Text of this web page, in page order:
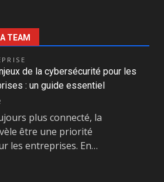
TEAM
de la cybersécurité pour les
: un guide essentiel
plus connecté, la
être une priorité
les entreprises. En…